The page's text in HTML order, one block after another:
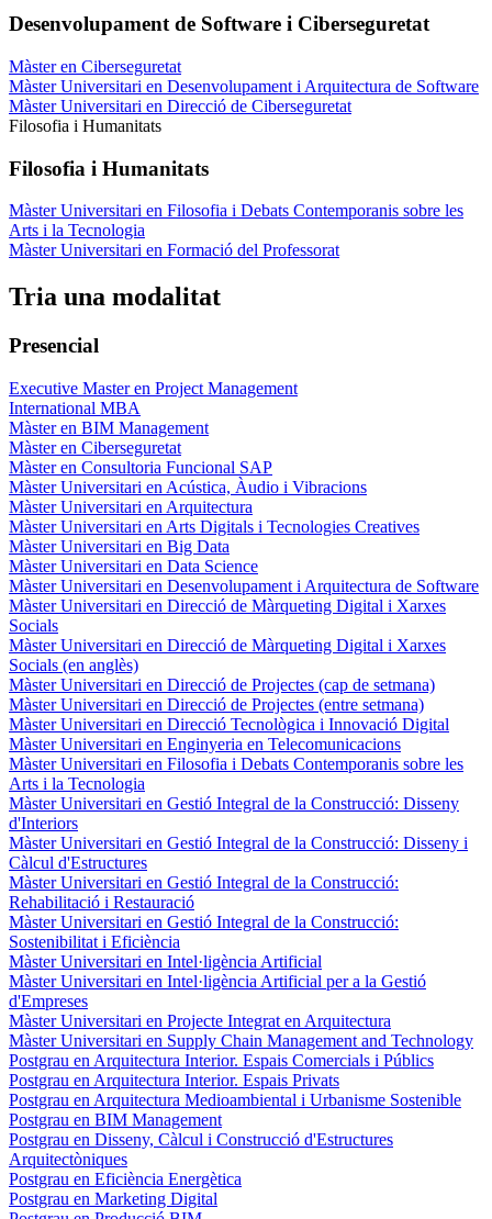
Desenvolupament de Software i Ciberseguretat
Màster en Ciberseguretat
Màster Universitari en Desenvolupament i Arquitectura de Software
Màster Universitari en Direcció de Ciberseguretat
Filosofia i Humanitats
Filosofia i Humanitats
Màster Universitari en Filosofia i Debats Contemporanis sobre les
Arts i la Tecnologia
Màster Universitari en Formació del Professorat
Tria una modalitat
Presencial
Executive Master en Project Management
International MBA
Màster en BIM Management
Màster en Ciberseguretat
Màster en Consultoria Funcional SAP
Màster Universitari en Acústica, Àudio i Vibracions
Màster Universitari en Arquitectura
Màster Universitari en Arts Digitals i Tecnologies Creatives
Màster Universitari en Big Data
Màster Universitari en Data Science
Màster Universitari en Desenvolupament i Arquitectura de Software
Màster Universitari en Direcció de Màrqueting Digital i Xarxes
Socials
Màster Universitari en Direcció de Màrqueting Digital i Xarxes
Socials (en anglès)
Màster Universitari en Direcció de Projectes (cap de setmana)
Màster Universitari en Direcció de Projectes (entre setmana)
Màster Universitari en Direcció Tecnològica i Innovació Digital
Màster Universitari en Enginyeria en Telecomunicacions
Màster Universitari en Filosofia i Debats Contemporanis sobre les
Arts i la Tecnologia
Màster Universitari en Gestió Integral de la Construcció: Disseny
d'Interiors
Màster Universitari en Gestió Integral de la Construcció: Disseny i
Càlcul d'Estructures
Màster Universitari en Gestió Integral de la Construcció:
Rehabilitació i Restauració
Màster Universitari en Gestió Integral de la Construcció:
Sostenibilitat i Eficiència
Màster Universitari en Intel·ligència Artificial
Màster Universitari en Intel·ligència Artificial per a la Gestió
d'Empreses
Màster Universitari en Projecte Integrat en Arquitectura
Màster Universitari en Supply Chain Management and Technology
Postgrau en Arquitectura Interior. Espais Comercials i Públics
Postgrau en Arquitectura Interior. Espais Privats
Postgrau en Arquitectura Medioambiental i Urbanisme Sostenible
Postgrau en BIM Management
Postgrau en Disseny, Càlcul i Construcció d'Estructures
Arquitectòniques
Postgrau en Eficiència Energètica
Postgrau en Marketing Digital